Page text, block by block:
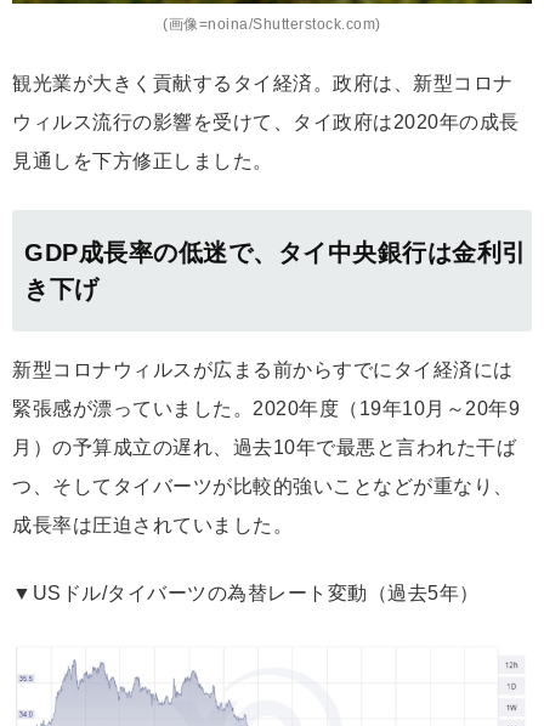
(画像=noina/Shutterstock.com)
観光業が大きく貢献するタイ経済。政府は、新型コロナ
ウィルス流行の影響を受けて、タイ政府は2020年の成長
見通しを下方修正しました。
GDP成長率の低迷で、タイ中央銀行は金利引
き下げ
新型コロナウィルスが広まる前からすでにタイ経済には
緊張感が漂っていました。2020年度（19年10月～20年9
月）の予算成立の遅れ、過去10年で最悪と言われた干ば
つ、そしてタイバーツが比較的強いことなどが重なり、
成長率は圧迫されていました。
▼USドル/タイバーツの為替レート変動（過去5年）